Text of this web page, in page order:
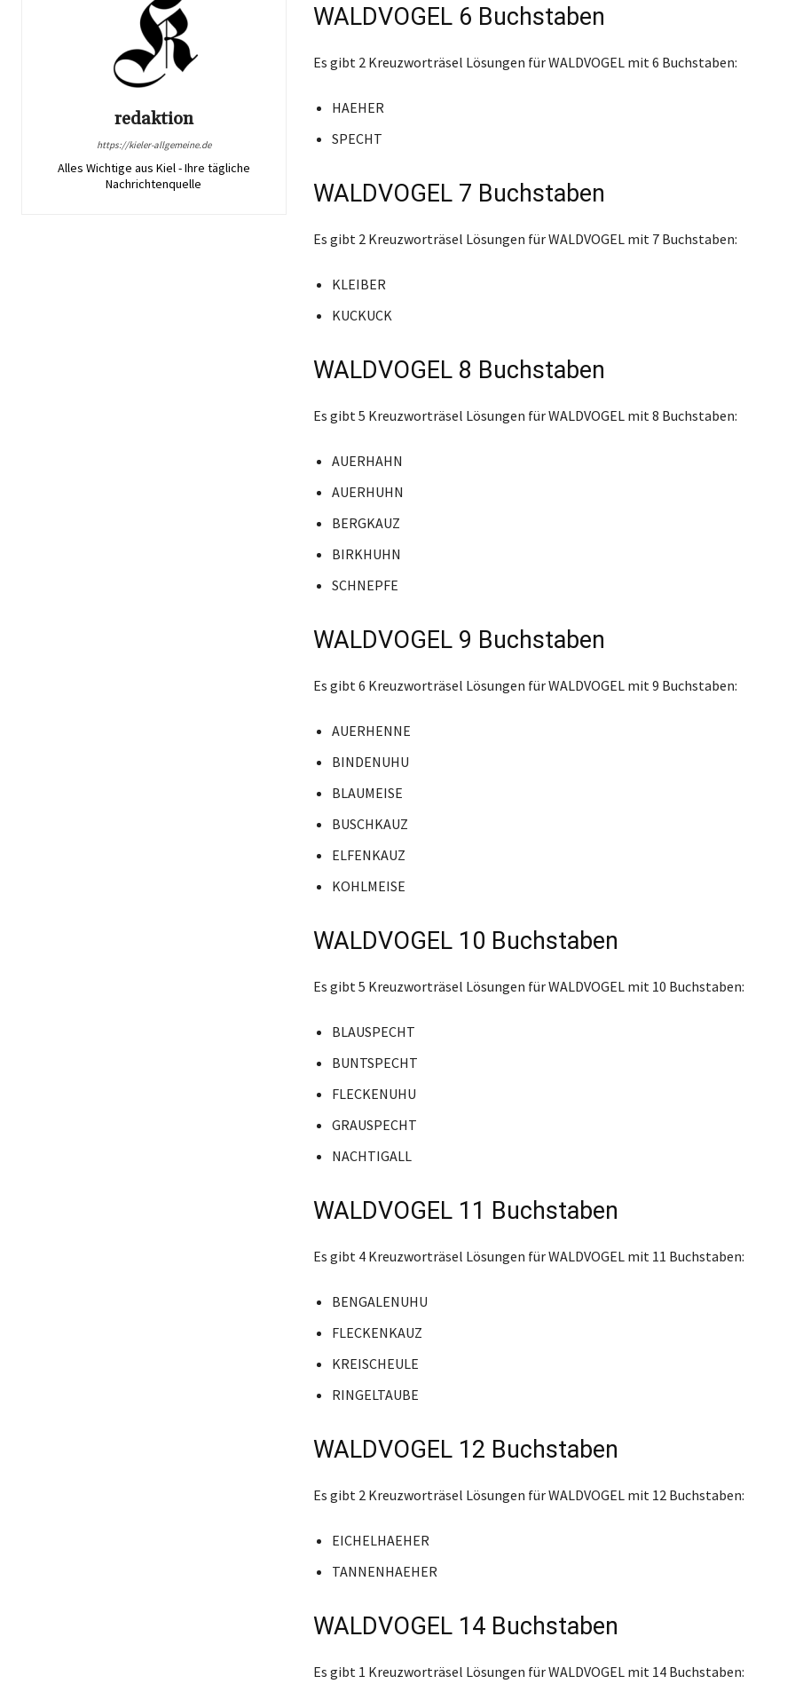
redaktion
https://kieler-allgemeine.de
Alles Wichtige aus Kiel - Ihre tägliche
Nachrichtenquelle
WALDVOGEL 6 Buchstaben
Es gibt 2 Kreuzworträsel Lösungen für WALDVOGEL mit 6 Buchstaben:
HAEHER
SPECHT
WALDVOGEL 7 Buchstaben
Es gibt 2 Kreuzworträsel Lösungen für WALDVOGEL mit 7 Buchstaben:
KLEIBER
KUCKUCK
WALDVOGEL 8 Buchstaben
Es gibt 5 Kreuzworträsel Lösungen für WALDVOGEL mit 8 Buchstaben:
AUERHAHN
AUERHUHN
BERGKAUZ
BIRKHUHN
SCHNEPFE
WALDVOGEL 9 Buchstaben
Es gibt 6 Kreuzworträsel Lösungen für WALDVOGEL mit 9 Buchstaben:
AUERHENNE
BINDENUHU
BLAUMEISE
BUSCHKAUZ
ELFENKAUZ
KOHLMEISE
WALDVOGEL 10 Buchstaben
Es gibt 5 Kreuzworträsel Lösungen für WALDVOGEL mit 10 Buchstaben:
BLAUSPECHT
BUNTSPECHT
FLECKENUHU
GRAUSPECHT
NACHTIGALL
WALDVOGEL 11 Buchstaben
Es gibt 4 Kreuzworträsel Lösungen für WALDVOGEL mit 11 Buchstaben:
BENGALENUHU
FLECKENKAUZ
KREISCHEULE
RINGELTAUBE
WALDVOGEL 12 Buchstaben
Es gibt 2 Kreuzworträsel Lösungen für WALDVOGEL mit 12 Buchstaben:
EICHELHAEHER
TANNENHAEHER
WALDVOGEL 14 Buchstaben
Es gibt 1 Kreuzworträsel Lösungen für WALDVOGEL mit 14 Buchstaben: